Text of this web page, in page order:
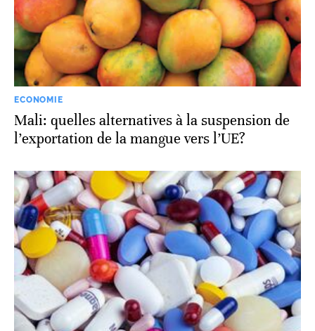
ECONOMIE
Mali: quelles alternatives à la suspension de
l’exportation de la mangue vers l’UE?